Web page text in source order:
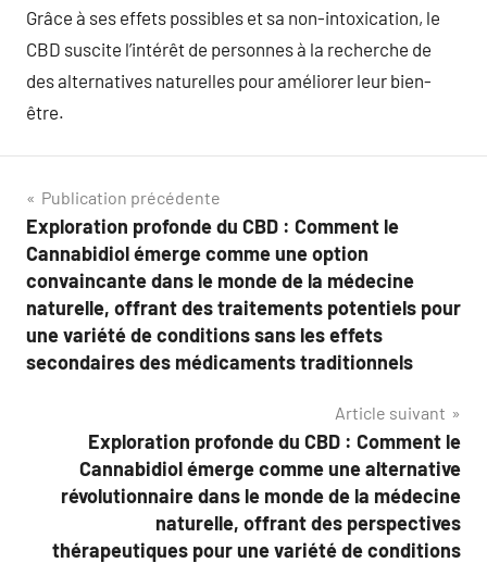
Grâce à ses effets possibles et sa non-intoxication, le
CBD suscite l’intérêt de personnes à la recherche de
des alternatives naturelles pour améliorer leur bien-
être.
Navigation
de
l’article
Publication précédente
Exploration profonde du CBD : Comment le
Cannabidiol émerge comme une option
convaincante dans le monde de la médecine
naturelle, offrant des traitements potentiels pour
une variété de conditions sans les effets
secondaires des médicaments traditionnels
Article suivant
Exploration profonde du CBD : Comment le
Cannabidiol émerge comme une alternative
révolutionnaire dans le monde de la médecine
naturelle, offrant des perspectives
thérapeutiques pour une variété de conditions